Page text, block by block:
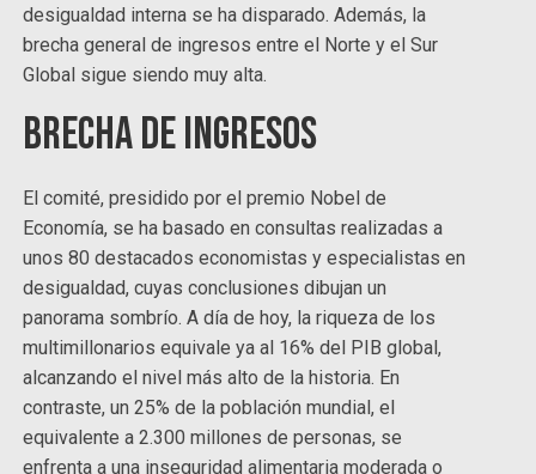
desigualdad interna se ha disparado. Además, la
brecha general de ingresos entre el Norte y el Sur
Global sigue siendo muy alta.
Brecha de ingresos
El comité, presidido por el premio Nobel de
Economía, se ha basado en consultas realizadas a
unos 80 destacados economistas y especialistas en
desigualdad, cuyas conclusiones dibujan un
panorama sombrío. A día de hoy, la riqueza de los
multimillonarios equivale ya al 16% del PIB global,
alcanzando el nivel más alto de la historia. En
contraste, un 25% de la población mundial, el
equivalente a 2.300 millones de personas, se
enfrenta a una inseguridad alimentaria moderada o